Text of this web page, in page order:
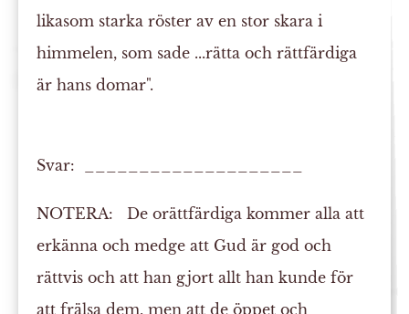
likasom starka röster av en stor skara i
himmelen, som sade ...rätta ochrättfärdiga
är hansdomar".
Svar: ____________________
NOTERA: De orättfärdiga kommer alla att
erkänna och medge att Gud är god och
rättvis och att han gjort allt han kunde för
att frälsa dem, men att de öppet och